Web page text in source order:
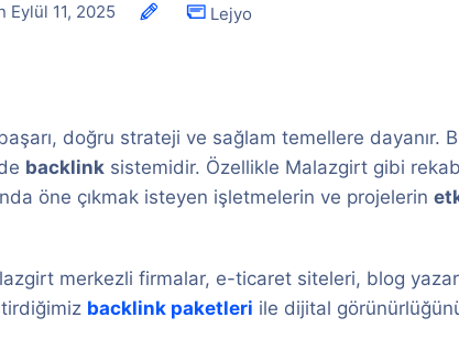
Eylül 11, 2025 Lejyo
doğru strateji ve sağlam temellere dayanır.
backlink sistemidir. Özellikle Malazgirt gibi
öne çıkmak isteyen işletmelerin ve projelerin
merkezli firmalar, e-ticaret siteleri, blog
backlink paketleri ile dijital